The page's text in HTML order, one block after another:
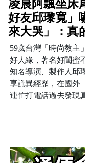
凌晨阿飄坐床
好友邱瓈寬
來大哭」：真
59歲台灣「時尚教主
好人緣，著名好閨蜜
知名導演、製作人邱
享詭異經歷，在國外
連忙打電話過去發現